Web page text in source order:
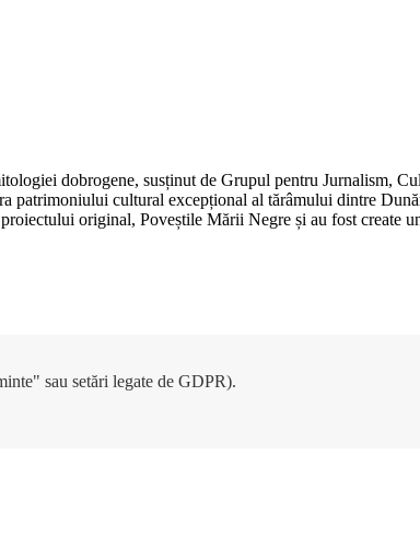
dobrogene, susținut de Grupul pentru Jurnalism,
patrimoniului cultural excepțional al tărâmului dintre
original, Poveștile Mării Negre și au fost create
sau setări legate de GDPR).